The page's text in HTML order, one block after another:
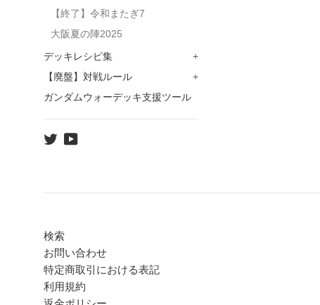
【終了】令和またぎ7
大阪夏の陣2025
デッキレシピ集
+
【廃盤】対戦ルール
+
ガンダムウォーデッキ支援ツール
TwitterYouTube
検索
お問い合わせ
特定商取引における表記
利用規約